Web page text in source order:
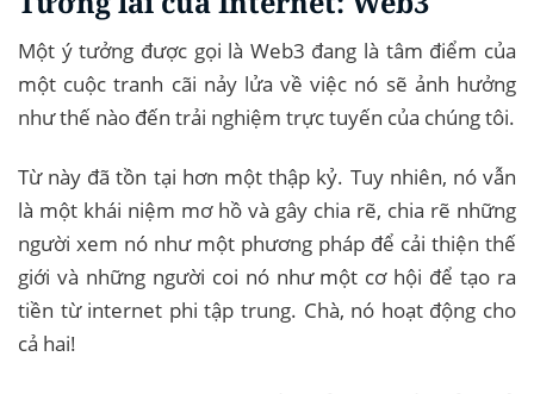
Một ý tưởng được gọi là Web3 đang là tâm điểm của
một cuộc tranh cãi nảy lửa về việc nó sẽ ảnh hưởng
như thế nào đến trải nghiệm trực tuyến của chúng tôi.
Từ này đã tồn tại hơn một thập kỷ. Tuy nhiên, nó vẫn
là một khái niệm mơ hồ và gây chia rẽ, chia rẽ những
người xem nó như một phương pháp để cải thiện thế
giới và những người coi nó như một cơ hội để tạo ra
tiền từ internet phi tập trung. Chà, nó hoạt động cho
cả hai!